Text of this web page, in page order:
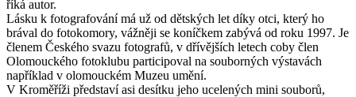
říká autor.
Lásku k fotografování má už od dětských let díky otci, který ho
brával do fotokomory, vážněji se koníčkem zabývá od roku 1997. Je
členem Českého svazu fotografů, v dřívějších letech coby člen
Olomouckého fotoklubu participoval na souborných výstavách
například v olomouckém Muzeu umění.
V Kroměříži představí asi desítku jeho ucelených mini souborů,